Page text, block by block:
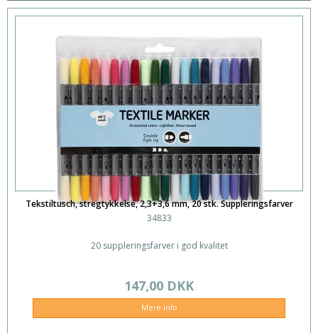
Tekstiltusch, stregtykkelse, 2,3+3,6 mm, 20 stk. Suppleringsfarver
34833
20 suppleringsfarver i god kvalitet
147,00 DKK
Mere info